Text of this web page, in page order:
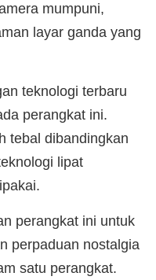
mumpuni,
layar ganda yang
teknologi terbaru
perangkat ini.
tebal dibandingkan
lipat
perangkat ini untuk
perpaduan nostalgia
satu perangkat.